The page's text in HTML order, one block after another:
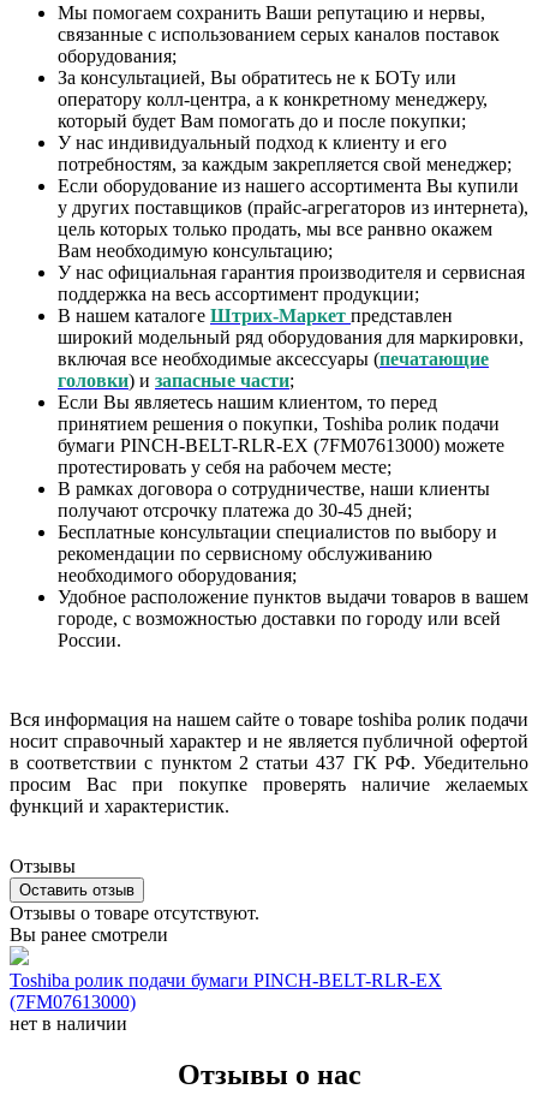
Мы помогаем сохранить Ваши репутацию и нервы,
связанные с использованием серых каналов поставок
оборудования;
За консультацией, Вы обратитесь не к БОТу или
оператору колл-центра, а к конкретному менеджеру,
который будет Вам помогать до и после покупки;
У нас индивидуальный подход к клиенту и его
потребностям, за каждым закрепляется свой менеджер;
Если оборудование из нашего ассортимента Вы купили
у других поставщиков (прайс-агрегаторов из интернета),
цель которых только продать, мы все ранвно окажем
Вам необходимую консультацию;
У нас официальная гарантия производителя и сервисная
поддержка на весь ассортимент продукции;
В нашем каталоге Штрих-Маркет представлен
широкий модельный ряд оборудования для маркировки,
включая все необходимые аксессуары (печатающие
головки) и запасные части;
Если Вы являетесь нашим клиентом, то перед
принятием решения о покупки, Toshiba ролик подачи
бумаги PINCH-BELT-RLR-EX (7FM07613000) можете
протестировать у себя на рабочем месте;
В рамках договора о сотрудничестве, наши клиенты
получают отсрочку платежа до 30-45 дней;
Бесплатные консультации специалистов по выбору и
рекомендации по сервисному обслуживанию
необходимого оборудования;
Удобное расположение пунктов выдачи товаров в вашем
городе, с возможностью доставки по городу или всей
России.
Вся информация на нашем сайте о товаре toshiba ролик подачи
носит справочный характер и не является публичной офертой
в соответствии с пунктом 2 статьи 437 ГК РФ. Убедительно
просим Вас при покупке проверять наличие желаемых
функций и характеристик.
Отзывы
Оставить отзыв
Отзывы о товаре отсутствуют.
Вы ранее смотрели
Toshiba ролик подачи бумаги PINCH-BELT-RLR-EX
(7FM07613000)
нет в наличии
Отзывы о нас